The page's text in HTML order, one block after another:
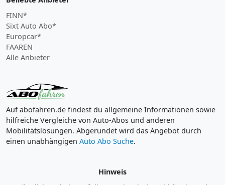
FINN*
Sixt Auto Abo*
Europcar*
FAAREN
Alle Anbieter
Auf abofahren.de findest du allgemeine Informationen sowie
hilfreiche Vergleiche von Auto-Abos und anderen
Mobilitätslösungen. Abgerundet wird das Angebot durch
einen unabhängigen Auto Abo Suche.
Hinweis